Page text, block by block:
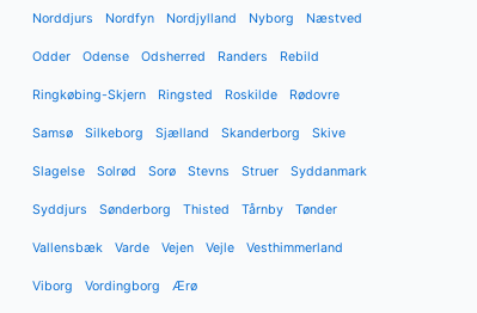
Norddjurs Nordfyn Nordjylland Nyborg Næstved
Odder Odense Odsherred Randers Rebild
Ringkøbing-Skjern Ringsted Roskilde Rødovre
Samsø Silkeborg Sjælland Skanderborg Skive
Slagelse Solrød Sorø Stevns Struer Syddanmark
Syddjurs Sønderborg Thisted Tårnby Tønder
Vallensbæk Varde Vejen Vejle Vesthimmerland
Viborg Vordingborg Ærø